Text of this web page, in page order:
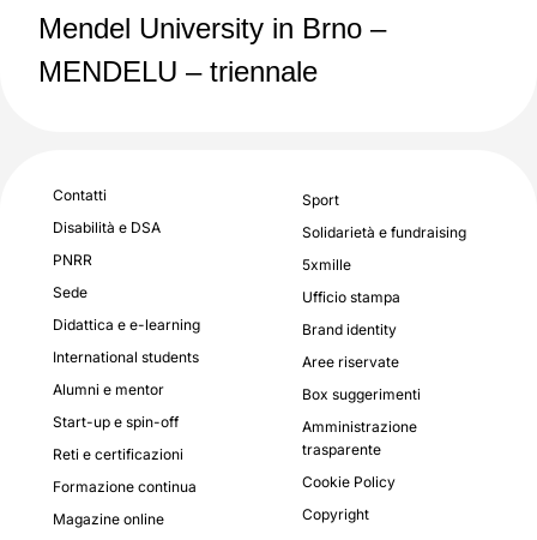
Mendel University in Brno –
MENDELU – triennale
Contatti
Disabilità e DSA
PNRR
Sede
Didattica e e-learning
International students
Alumni e mentor
Start-up e spin-off
Reti e certificazioni
Formazione continua
Magazine online
Sport
Solidarietà e fundraising
5xmille
Ufficio stampa
Brand identity
Aree riservate
Box suggerimenti
Amministrazione
trasparente
Cookie Policy
Copyright